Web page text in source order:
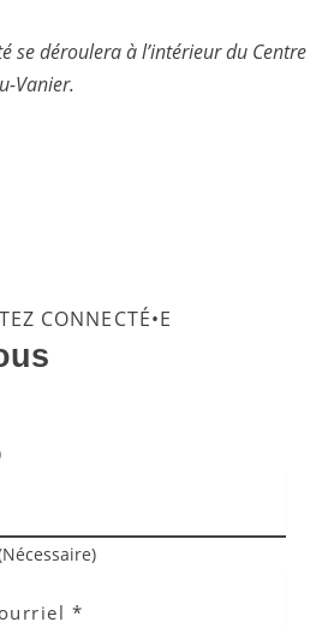
se déroulera à l’intérieur du Centre
Vanier.
CONNECTÉ•E